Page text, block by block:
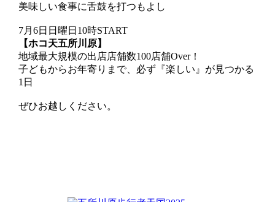
美味しい食事に舌鼓を打つもよし
7月6日日曜日10時START
【ホコ天五所川原】
地域最大規模の出店店舗数100店舗Over！
子どもからお年寄りまで、必ず『楽しい』が見つかる
1日
ぜひお越しください。